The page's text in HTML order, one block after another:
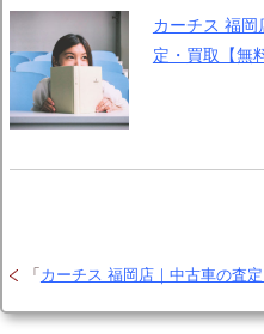
カーチス 福岡
定・買取【無
「 カーチス 福岡店｜中古車の査